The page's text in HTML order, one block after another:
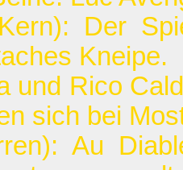
Der
Kneipe.
und Rico
sich bei
Au